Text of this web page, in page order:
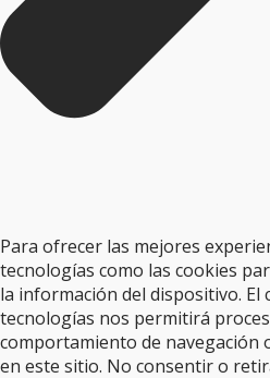
Para ofrecer las mejores
tecnologías como las cookies
la información del dispositivo. El
tecnologías nos permitirá
comportamiento de navegación
en este sitio. No consentir o